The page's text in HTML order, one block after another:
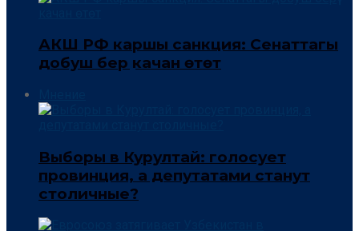
АКШ РФ каршы санкция: Сенаттагы
добуш берүү качан өтөт
Выборы в Курултай: голосует
провинция, а депутатами станут
столичные?